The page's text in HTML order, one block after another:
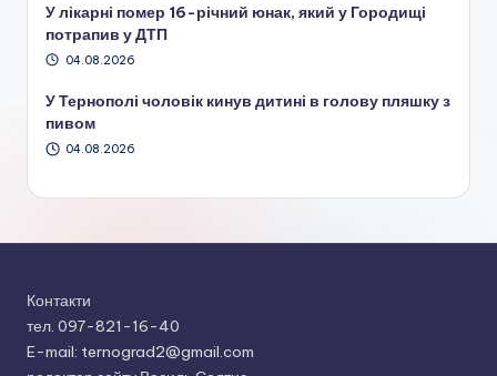
У лікарні помер 16-річний юнак, який у Городищі
потрапив у ДТП
04.08.2026
У Тернополі чоловік кинув дитині в голову пляшку з
пивом
04.08.2026
Контакти
тел. 097-821-16-40
E-mail: ternograd2@gmail.com